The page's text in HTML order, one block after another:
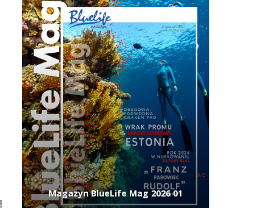
Magazyn BlueLife Mag 2026 01